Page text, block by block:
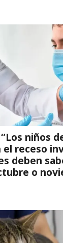
niños
el receso
deben
o